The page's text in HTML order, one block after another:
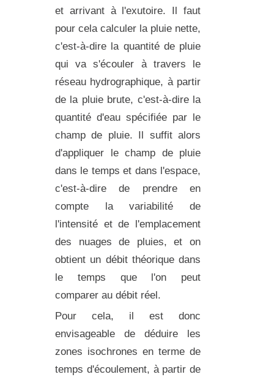
et arrivant à l'exutoire. Il faut
pour cela calculer la pluie nette,
c'est-à-dire la quantité de pluie
qui va s'écouler à travers le
réseau hydrographique, à partir
de la pluie brute, c'est-à-dire la
quantité d'eau spécifiée par le
champ de pluie. Il suffit alors
d'appliquer le champ de pluie
dans le temps et dans l'espace,
c'est-à-dire de prendre en
compte la variabilité de
l'intensité et de l'emplacement
des nuages de pluies, et on
obtient un débit théorique dans
le temps que l'on peut
comparer au débit réel.
Pour cela, il est donc
envisageable de déduire les
zones isochrones en terme de
temps d'écoulement, à partir de